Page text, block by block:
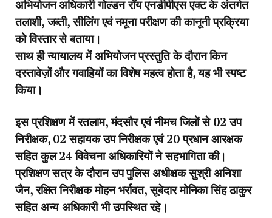
अभियोजन अधिकारी गोल्डन रॉय एनडीपीएस एक्ट के अंतर्गत
तलाशी, जब्ती, सीलिंग एवं नमूना परीक्षण की कानूनी प्रक्रिया
को विस्तार से बताया।
साथ ही न्यायालय में अभियोजन प्रस्तुति के दौरान किन
दस्तावेज़ों और गवाहियों का विशेष महत्व होता है, यह भी स्पष्ट
किया।
इस प्रशिक्षण में रतलाम, मंदसौर एवं नीमच जिलों से 02 उप
निरीक्षक, 02 सहायक उप निरीक्षक एवं 20 प्रधान आरक्षक
सहित कुल 24 विवेचना अधिकारियों ने सहभागिता की।
प्रशिक्षण सत्र के दौरान उप पुलिस अधीक्षक सुश्री अनिशा
जैन, रक्षित निरीक्षक मोहन भर्रावत, सूबेदार मोनिका सिंह ठाकुर
सहित अन्य अधिकारी भी उपस्थित रहे।